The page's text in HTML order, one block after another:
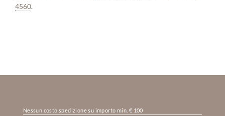
4560.
Nessun costo spedizione su importo min. € 100